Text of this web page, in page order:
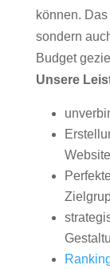
können.
sondern
Budget
Unsere